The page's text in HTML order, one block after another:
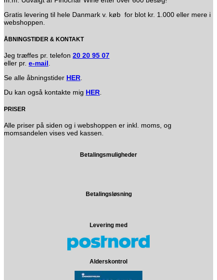
Gratis levering til hele Danmark v. køb for blot kr. 1.000 eller mere i
webshoppen.
ÅBNINGSTIDER & KONTAKT
Jeg træffes pr. telefon 20 20 95 07
eller pr. e-mail
Se alle åbningstider HER
Du kan også kontakte mig HER
PRISER
Alle priser på siden og i webshoppen er inkl. moms, og
momsandelen vises ved kassen.
Betalingsmuligheder
Betalingsløsning
Levering med
Alderskontrol